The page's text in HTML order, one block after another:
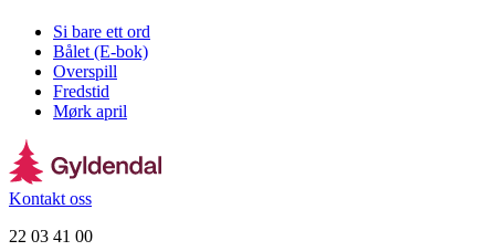
Si bare ett ord
Bålet (E-bok)
Overspill
Fredstid
Mørk april
Kontakt oss
22 03 41 00